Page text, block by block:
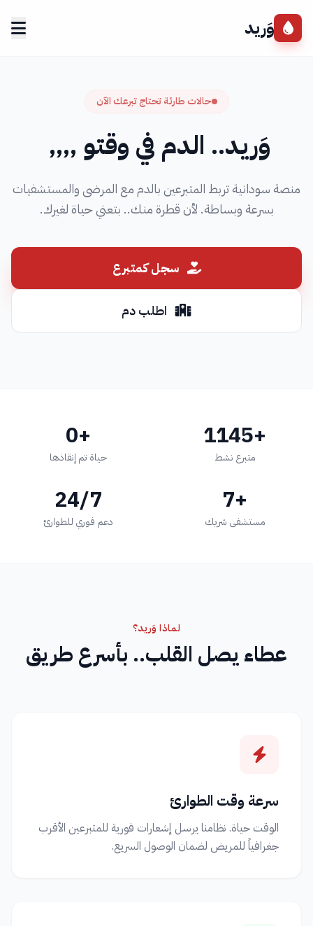
وَريد
حالات طارئة تحتاج تبرعك الآن
وَريد.. الدم في وقتو ٫٫٫٫
منصة سودانية تربط المتبرعين بالدم مع المرضى والمستشفيات
بسرعة وبساطة. لأن قطرة منك.. بتعني حياة لغيرك.
سجل كمتبرع
اطلب دم
+1145
متبرع نشط
+0
حياة تم إنقاذها
+7
مستشفى شريك
24/7
دعم فوري للطوارئ
لماذا وَريد؟
عطاء يصل القلب.. بأسرع طريق
سرعة وقت الطوارئ
الوقت حياة. نظامنا يرسل إشعارات فورية للمتبرعين الأقرب
جغرافياً للمريض لضمان الوصول السريع.